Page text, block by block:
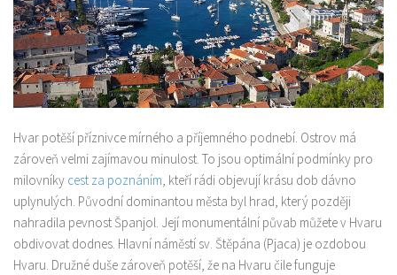
Hvar potěší příznivce mírného a příjemného podnebí. Ostrov má
zároveň velmi zajímavou minulost. To jsou optimální podmínky pro
milovníky cest za poznáním, kteří rádi objevují krásu dob dávno
uplynulých. Původní dominantou města byl hrad, který později
nahradila pevnost Španjol. Její monumentální půvab můžete v Hvaru
obdivovat dodnes. Hlavní náměstí sv. Štěpána (Pjaca) je ozdobou
Hvaru. Družné duše zároveň potěší, že na Hvaru čile funguje